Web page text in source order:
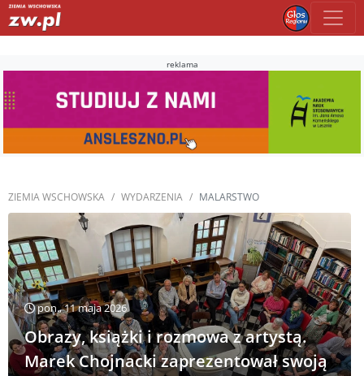
reklama
ZIEMIA WSCHOWSKA WYDARZENIA MALARSTWO
pon., 11 maja 2026
Obrazy, książki i rozmowa z artystą.
Marek Chojnacki zaprezentował swoją